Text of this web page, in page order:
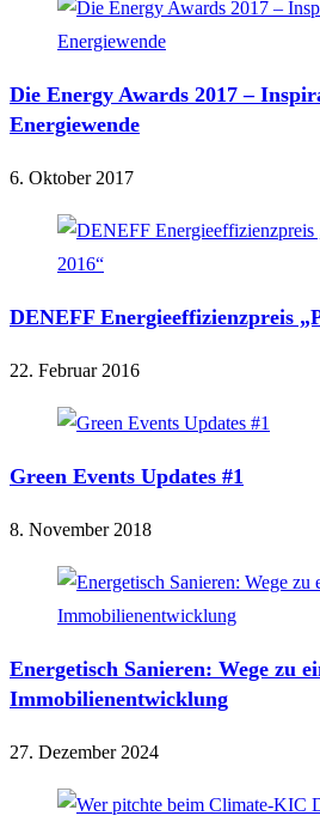
Die Energy Awards 2017 –
Energiewende
6. Oktober 2017
DENEFF Energieeffizienzpreis
22. Februar 2016
Green Events Updates #1
8. November 2018
Energetisch Sanieren: Wege zu
Immobilienentwicklung
27. Dezember 2024